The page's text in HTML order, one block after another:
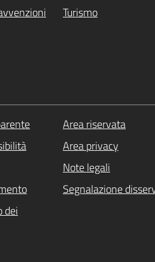
Turismo
Area riservata
Area privacy
Note legali
Segnalazione
dei